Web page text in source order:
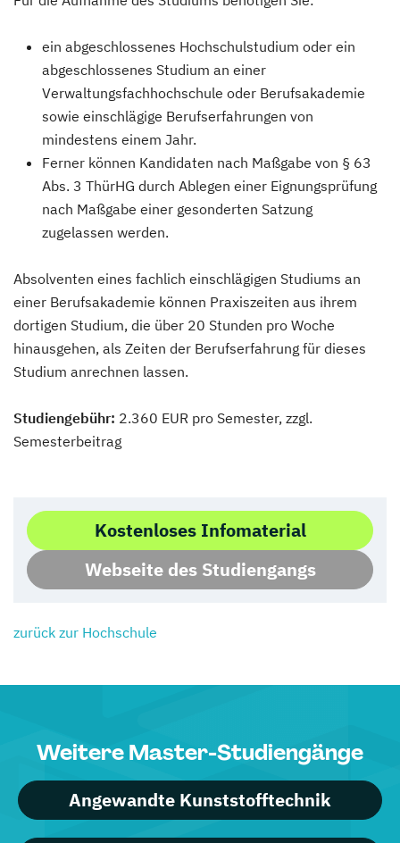
ein abgeschlossenes Hochschulstudium oder ein
abgeschlossenes Studium an einer
Verwaltungsfachhochschule oder Berufsakademie
sowie einschlägige Berufserfahrungen von
mindestens einem Jahr.
Ferner können Kandidaten nach Maßgabe von § 63
Abs. 3 ThürHG durch Ablegen einer Eignungsprüfung
nach Maßgabe einer gesonderten Satzung
zugelassen werden.
Absolventen eines fachlich einschlägigen Studiums an
einer Berufsakademie können Praxiszeiten aus ihrem
dortigen Studium, die über 20 Stunden pro Woche
hinausgehen, als Zeiten der Berufserfahrung für dieses
Studium anrechnen lassen.
Studiengebühr: 2.360 EUR pro Semester, zzgl.
Semesterbeitrag
Kostenloses Infomaterial
Webseite des Studiengangs
zurück zur Hochschule
Weitere Master-Studiengänge
Angewandte Kunststofftechnik